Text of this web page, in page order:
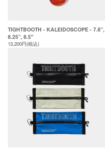
TIGHTBOOTH - KALEIDOSCOPE - 7.8”,
8.25”, 8.5"
13,200円(税込)